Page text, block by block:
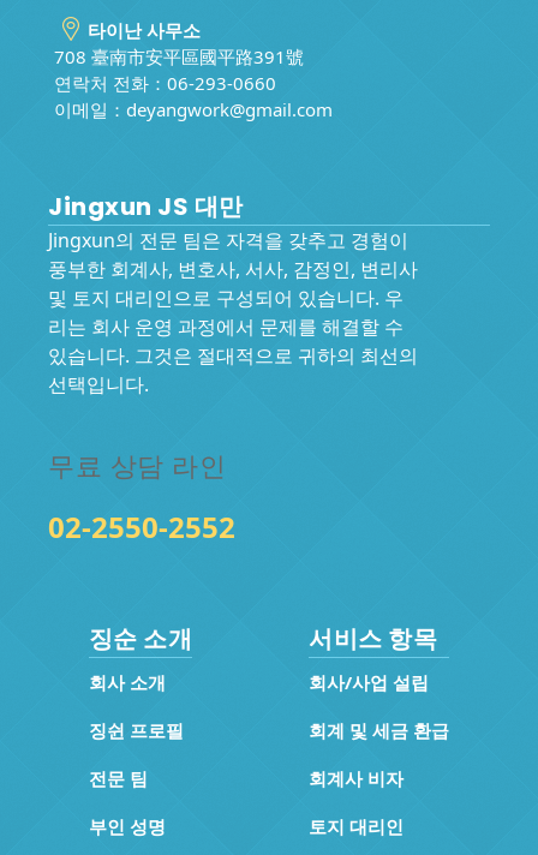
타이난 사무소
708 臺南市安平區國平路391號
연락처 전화：06-293-0660
이메일： deyangwork@gmail.com
Jingxun JS 대만
Jingxun의 전문 팀은 자격을 갖추고 경험이
풍부한 회계사, 변호사, 서사, 감정인, 변리사
및 토지 대리인으로 구성되어 있습니다. 우
리는 회사 운영 과정에서 문제를 해결할 수
있습니다. 그것은 절대적으로 귀하의 최선의
선택입니다.
무료 상담 라인
02-2550-2552
징순 소개
회사 소개
징쉰 프로필
전문 팀
부인 성명
서비스 항목
회사/사업 설립
회계 및 세금 환급
회계사 비자
토지 대리인